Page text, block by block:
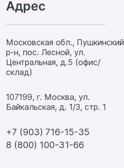
Адрес
Московская обл., Пушкинский
р-н, пос. Лесной, ул.
Центральная, д.5 (офис/
склад)
107199, г. Москва, ул.
Байкальская, д. 1/3, стр. 1
+7 (903) 716-15-35
8 (800) 100-31-66